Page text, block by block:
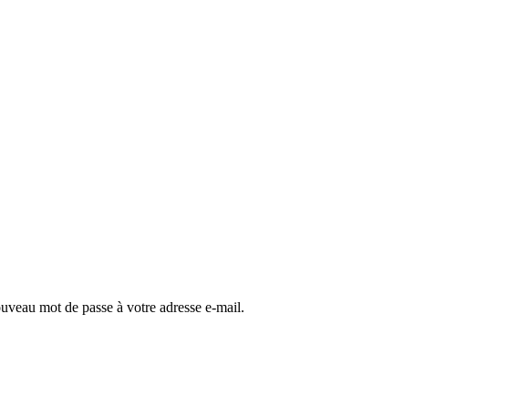
mot de passe à votre adresse e-mail.